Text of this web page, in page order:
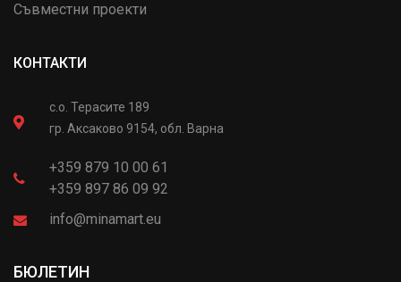
Съвместни проекти
КОНТАКТИ
с.о. Терасите 189
гр. Аксаково 9154, обл. Варна
+359 879 10 00 61
+359 897 86 09 92
info@minamart.eu
БЮЛЕТИН